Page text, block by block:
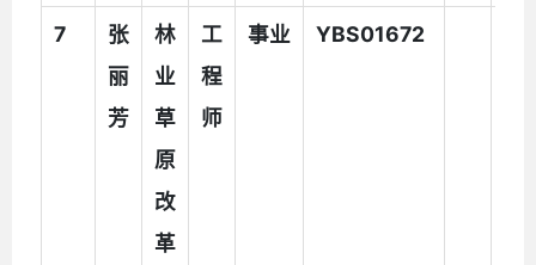
7
张
丽
芳
林
业
草
原
改
革
工
程
师
事业 YBS01672